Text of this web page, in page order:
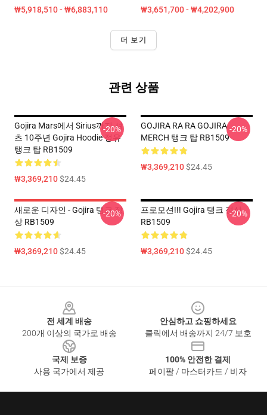
₩5,918,510 - ₩6,883,110 ₩3,651,700 - ₩4,202,900
더 보기
관련 상품
Gojira Mars에서 Sirius까지 셔
츠 10주년 Gojira Hoodie 정유
탱크 탑 RB1509
₩3,369,210$24.45
-20%
GOJIRA RA RA GOJIRA
MERCH 탱크 탑 RB1509
₩3,369,210$24.45
-20%
새로운 디자인 - Gojira 탱크 정
상 RB1509
₩3,369,210$24.45
-20%
프로모션!!! Gojira 탱크 정상
RB1509
₩3,369,210$24.45
-20%
전 세계 배송
200개 이상의 국가로 배송
안심하고 쇼핑하세요
클릭에서 배송까지 24/7 보호
국제 보증
사용 국가에서 제공
100% 안전한 결제
페이팔 / 마스터카드 / 비자